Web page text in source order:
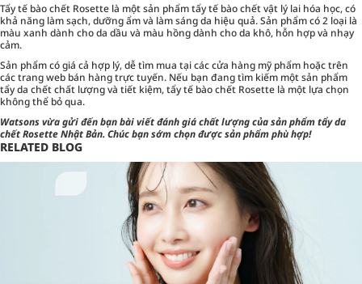
Tẩy tế bào chết Rosette là một sản phẩm tẩy tế bào chết vật lý lai hóa học, có
khả năng làm sạch, dưỡng ẩm và làm sáng da hiệu quả. Sản phẩm có 2 loại là
màu xanh dành cho da dầu và màu hồng dành cho da khô, hỗn hợp và nhạy
cảm.
Sản phẩm có giá cả hợp lý, dễ tìm mua tại các cửa hàng mỹ phẩm hoặc trên
các trang web bán hàng trực tuyến. Nếu bạn đang tìm kiếm một sản phẩm
tẩy da chết chất lượng và tiết kiệm, tẩy tế bào chết Rosette là một lựa chọn
không thể bỏ qua.
Watsonsvừa gửi đến bạn bài viết đánh giá chất lượng của sản phẩmtẩy da
chết RosetteNhật Bản. Chúc bạn sớm chọn được sản phẩm phù hợp!
RELATED BLOG